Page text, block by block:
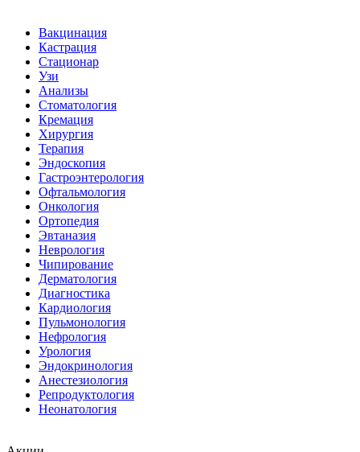
Вакцинация
Кастрация
Стационар
Узи
Анализы
Стоматология
Кремация
Хирургия
Терапия
Эндоскопия
Гастроэнтерология
Офтальмология
Онкология
Ортопедия
Эвтаназия
Неврология
Чипирование
Дерматология
Диагностика
Кардиология
Пульмонология
Нефрология
Урология
Эндокринология
Анестезиология
Репродуктология
Неонатология